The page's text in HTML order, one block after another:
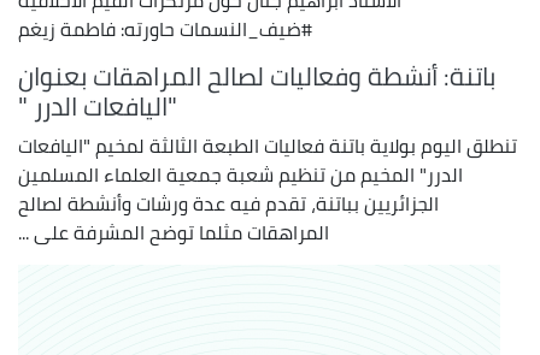
#ضيف_النسمات حاورته: فاطمة زيغم
باتنة: أنشطة وفعاليات لصالح المراهقات بعنوان
"اليافعات الدرر "
تنطلق اليوم بولاية باتنة فعاليات الطبعة الثالثة لمخيم "اليافعات
الدرر" المخيم من تنظيم شعبة جمعية العلماء المسلمين
الجزائريين بباتنة، تقدم فيه عدة ورشات وأنشطة لصالح
المراهقات مثلما توضح المشرفة على ...